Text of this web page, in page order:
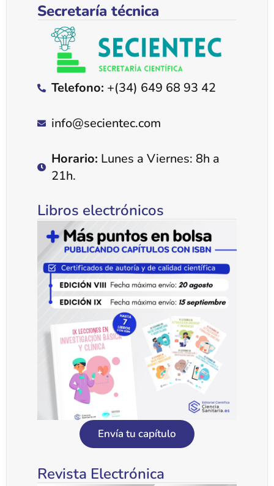
Secretaría técnica
Telefono: +(34) 649 68 93 42
info@secientec.com
Horario: Lunes a Viernes: 8h a
21h.
Libros electrónicos
Envía tu capítulo
Revista Electrónica